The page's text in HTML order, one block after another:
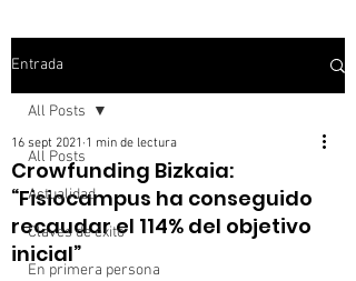
Entrada
All Posts
Actualidad
Claves de éxito
En primera persona
All Posts
Crowfunding Bizkaia:
“Fisiocampus ha conseguido
recaudar el 114% del objetivo
inicial”
16 sept 2021 1 min de lectura